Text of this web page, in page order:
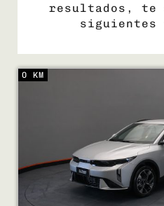
resultados, te
siguientes
0 KM